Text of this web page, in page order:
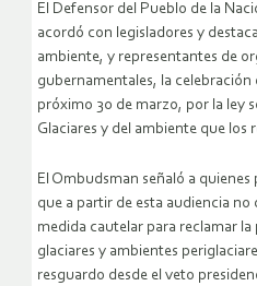
El Defensor del Pueblo de la
acordó con legisladores y
ambiente, y representantes de
gubernamentales, la celebración
próximo 30 de marzo, por la ley
Glaciares y del ambiente que los
El Ombudsman señaló a
que a partir de esta audiencia no
medida cautelar para reclamar
glaciares y ambientes
resguardo desde el veto